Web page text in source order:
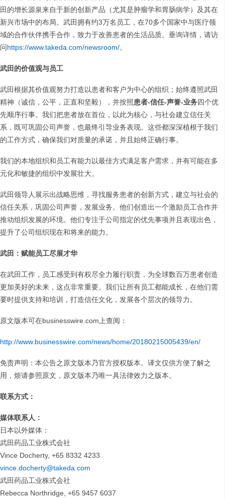
田的增长源泉来自于新的创新产品（尤其是肿瘤学和胃肠病学）及其在
新兴市场中的布局。武田拥有约3万名员工，在70多个国家中与医疗领
域的合作伙伴携手合作，致力于改善患者的生活品质。垂询详情，请访
问https://www.takeda.com/newsroom/。
武田的价值观与员工
武田根据其价值观努力打造以患者和客户为中心的组织；始终遵照武田
精神（诚信，公平，正直和坚毅），并按照患者-信任-声誉-业务四个优
先顺序行事。我们把患者放在首位，以此为核心，与社会建立信任关
系，既可巩固公司声誉，也最终引导业务表现。这些都深深植根于我们
的工作方式，确保我们对质量的承诺，并且始终正确行事。
我们的本地组织和员工有能力以最佳方式满足客户需求，并有可能在多
元化和敏捷的组织中发展壮大。
武田领导人展示出战略思维，寻找服务患者的创新方式，建立与社会的
信任关系，巩固公司声誉，发展业务。他们创造出一个激励员工合作并
推动组织发展的环境。他们专注于公司指定的优先事项并且表现出色，
提升了公司组织现在和将来的能力。
武田：赋能员工尽展才华
在武田工作，员工感受到有权尽全力履行职责，为全球数百万患者创造
更加美好的未来，这点非常重要。我们让所有员工都能成长，在他们需
要时提供支持和培训，打造信任文化，发展各个层次的领导力。
原文版本可在businesswire.com上查阅：
http://www.businesswire.com/news/home/20180215005439/en/
免责声明：本公告之原文版本乃官方授权版本。译文仅供方便了解之
用，烦请参照原文，原文版本乃唯一具法律效力之版本。
联系方式：
媒体联系人：
日本以外媒体：
武田药品工业株式会社
Vince Docherty, +65 8332 4233
vince.docherty@takeda.com
武田药品工业株式会社
Rebecca Northridge, +65 9457 6037